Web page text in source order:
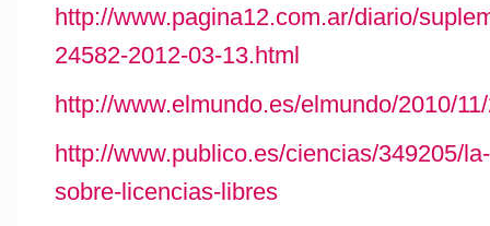
http://www.pagina12.com.ar/diario/
24582-2012-03-13.html
http://www.elmundo.es/elmundo/2010/
http://www.publico.es/ciencias/349205/
sobre-licencias-libres